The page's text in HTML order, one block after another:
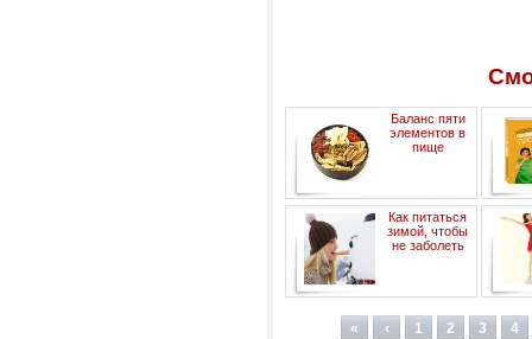
Баланс пяти
элементов в
пище
Как питаться
зимой, чтобы
не заболеть
« ‹ 1 2 3 4